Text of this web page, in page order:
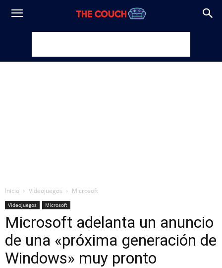
Inicio Videojuegos Microsoft
Videojuegos Microsoft
Microsoft adelanta un anuncio
de una «próxima generación de
Windows» muy pronto